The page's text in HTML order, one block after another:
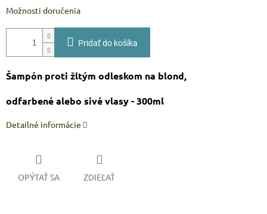
Možnosti doručenia
Pridať do košíka
Šampón proti žltým odleskom na blond,
odfarbené alebo sivé vlasy - 300ml
Detailné informácie
OPÝTAŤ SA ZDIEĽAŤ